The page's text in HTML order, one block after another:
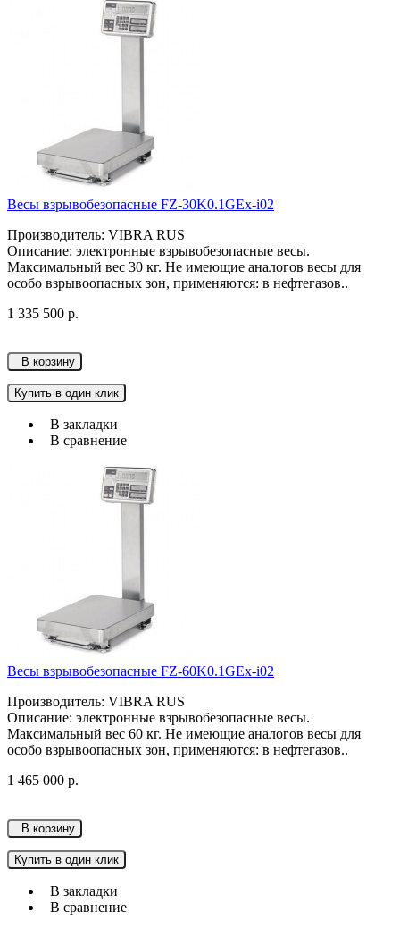
Весы взрывобезопасные FZ-30K0.1GEx-i02
Производитель: VIBRA RUS
Описание: электронные взрывобезопасные весы.
Максимальный вес 30 кг. Не имеющие аналогов весы для
особо взрывоопасных зон, применяются: в нефтегазов..
1 335 500 р.
В корзину
Купить в один клик
В закладки
В сравнение
Весы взрывобезопасные FZ-60K0.1GEx-i02
Производитель: VIBRA RUS
Описание: электронные взрывобезопасные весы.
Максимальный вес 60 кг. Не имеющие аналогов весы для
особо взрывоопасных зон, применяются: в нефтегазов..
1 465 000 р.
В корзину
Купить в один клик
В закладки
В сравнение